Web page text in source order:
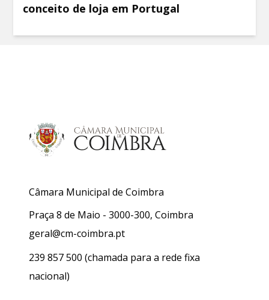
conceito de loja em Portugal
Câmara Municipal de Coimbra
Praça 8 de Maio - 3000-300, Coimbra
geral@cm-coimbra.pt
239 857 500 (chamada para a rede fixa
nacional)